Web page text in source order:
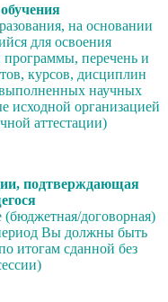
на основании
для освоения
программы, перечень и
курсов, дисциплин
научных
исходной организацией
аттестации)
подтверждающая
договорная)
Вы должны быть
итогам сданной без